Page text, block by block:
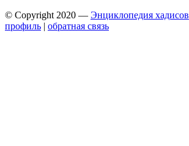
© Copyright 2020 — Энциклопедия хадисов
профиль | обратная связь